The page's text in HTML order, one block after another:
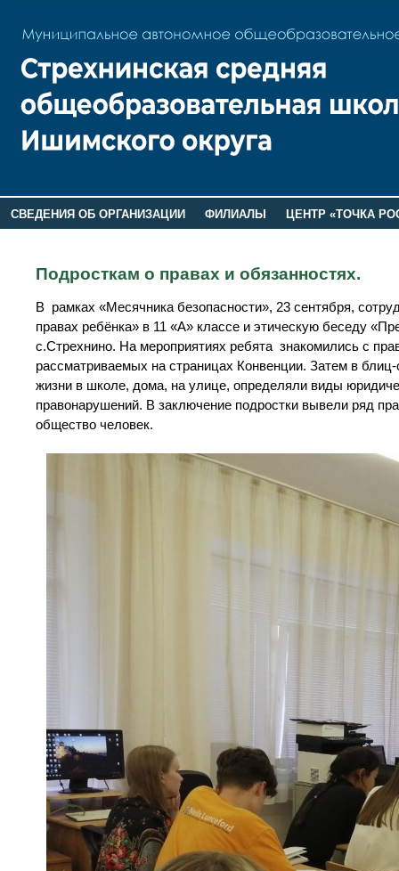
СВЕДЕНИЯ ОБ ОРГАНИЗАЦИИ ФИЛИАЛЫ
ЦЕНТР «ТОЧКА
Подросткам о правах и обязанностях.
В рамках «Месячника безопасности», 23 сентября,
правах ребёнка» в 11 «А» классе и этическую беседу
с.Стрехнино. На мероприятиях ребята знакомились с
рассматриваемых на страницах Конвенции. Затем в
жизни в школе, дома, на улице, определяли виды
правонарушений. В заключение подростки вывели ряд
общество человек.